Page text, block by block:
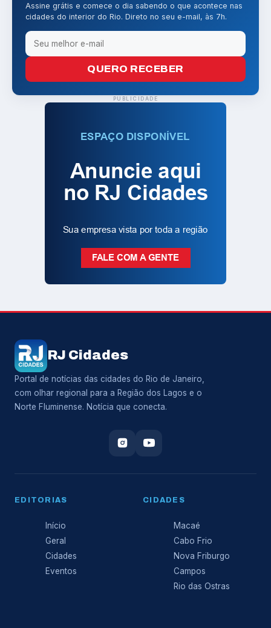
Assine grátis e comece o dia sabendo o que acontece nas
cidades do interior do Rio. Direto no seu e-mail, às 7h.
QUERO RECEBER
PUBLICIDADE
RJ Cidades
Portal de notícias das cidades do Rio de Janeiro,
com olhar regional para a Região dos Lagos e o
Norte Fluminense. Notícia que conecta.
EDITORIAS
Início
Geral
Cidades
Eventos
CIDADES
Macaé
Cabo Frio
Nova Friburgo
Campos
Rio das Ostras